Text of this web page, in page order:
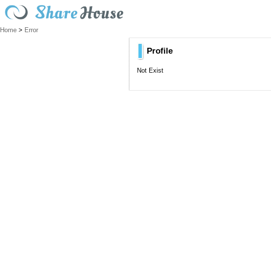
Home > Error
Profile
Not Exist